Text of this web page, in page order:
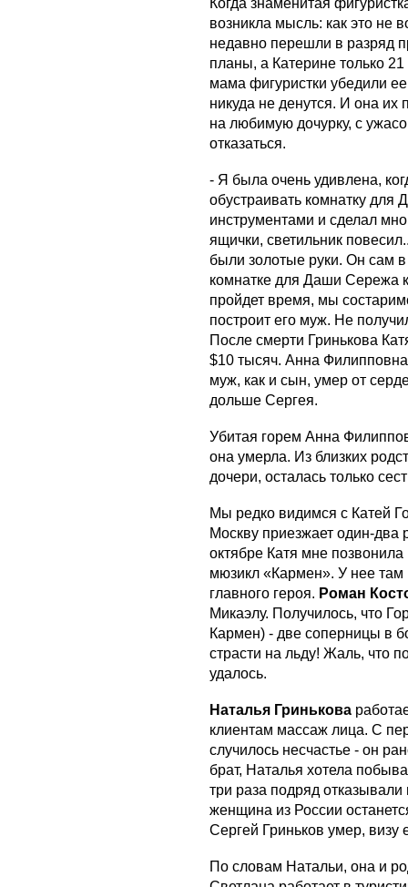
Когда знаменитая
возникла мысль: как это не
недавно перешли в разряд
планы, а Катерине только
мама фигуристки убедили
никуда не денутся. И она их
на любимую дочурку, с
отказаться.
- Я была очень удивлена,
обустраивать комнатку для
инструментами и сделал
ящички, светильник
были золотые руки. Он сам
комнатке для Даши Сережа
пройдет время, мы
построит его муж. Не
После смерти Гринькова
$10 тысяч. Анна
муж, как и сын, умер от
дольше Сергея.
Убитая горем Анна
она умерла. Из близких
дочери, осталась только
Мы редко видимся с Катей
Москву приезжает один-два
октябре Катя мне
мюзикл «Кармен». У нее там
главного героя. Роман
Микаэлу. Получилось, что
Кармен) - две соперницы в
страсти на льду! Жаль, что
удалось.
Наталья Гринькова
клиентам массаж лица. С
случилось несчастье - он
брат, Наталья хотела
три раза подряд
женщина из России
Сергей Гриньков умер, визу
По словам Натальи, она и